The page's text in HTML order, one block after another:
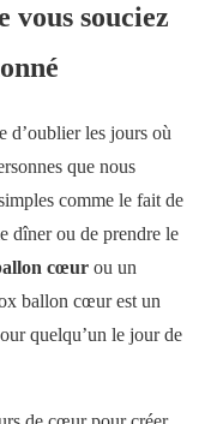
vous souciez
d’oublier les jours où
que nous
comme le fait de
dîner ou de prendre le
cœur ou un
ballon cœur est un
quelqu’un le jour de